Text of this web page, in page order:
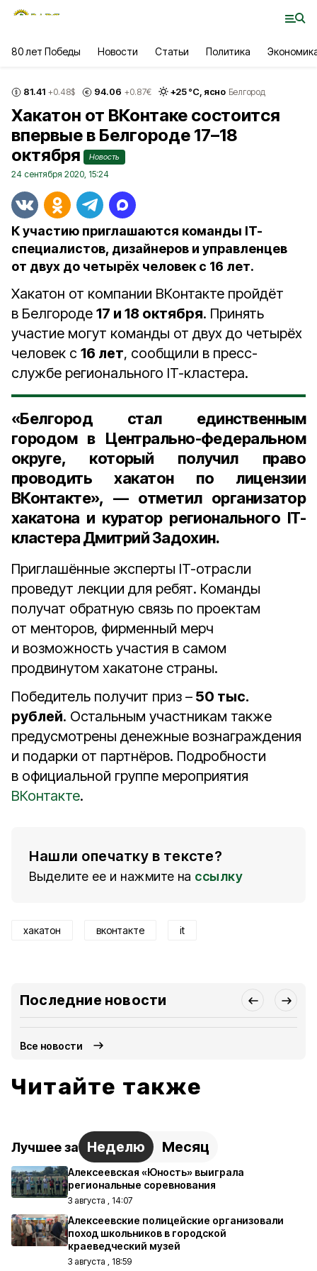
80 лет Победы Новости Статьи Политика
81.41 +0.48$ 94.06 +0.87€ +25°С, ясно Белгород
Хакатон от ВКонтаке состоится
впервые в Белгороде 17–18
октября
Новость
24 сентября 2020, 15:24
К участию приглашаются команды IT-
специалистов, дизайнеров и управленцев
от двух до четырёх человек с 16 лет.
Хакатон от компании ВКонтакте пройдёт
в Белгороде 17 и 18 октября. Принять
участие могут команды от двух до четырёх
человек с 16 лет, сообщили в пресс-
службе регионального IT-кластера.
«Белгород стал единственным
городом в Центрально-федеральном
округе, который получил право
проводить хакатон по лицензии
ВКонтакте», — отметил организатор
хакатона и куратор регионального IT-
кластера Дмитрий Задохин.
Приглашённые эксперты IT-отрасли
проведут лекции для ребят. Команды
получат обратную связь по проектам
от менторов, фирменный мерч
и возможность участия в самом
продвинутом хакатоне страны.
Победитель получит приз – 50 тыс.
рублей. Остальным участникам также
предусмотрены денежные вознаграждения
и подарки от партнёров. Подробности
в официальной группе мероприятия
ВКонтакте.
Нашли опечатку в тексте?
Выделите ее и нажмите на ссылку
хакатон вконтакте it
Последние новости
Все новости
Читайте также
Лучшее за Неделю Месяц
Алексеевская «Юность» выиграла
региональные соревнования
3 августа , 14:07
Алексеевские полицейские организовали
поход школьников в городской
краеведческий музей
3 августа , 18:59